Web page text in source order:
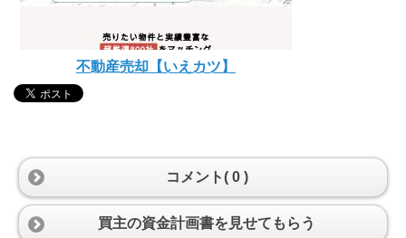
不動産売却【いえカツ】
コメント( 0 )
買主の資金計画書を見せてもらう